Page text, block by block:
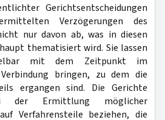
Gerichtsentscheidungen
Verzögerungen des
nur davon ab, was in diesen
thematisiert wird. Sie lassen
mit dem Zeitpunkt im
bringen, zu dem die
ergangen sind. Die Gerichte
der Ermittlung möglicher
Verfahrensteile beziehen, die